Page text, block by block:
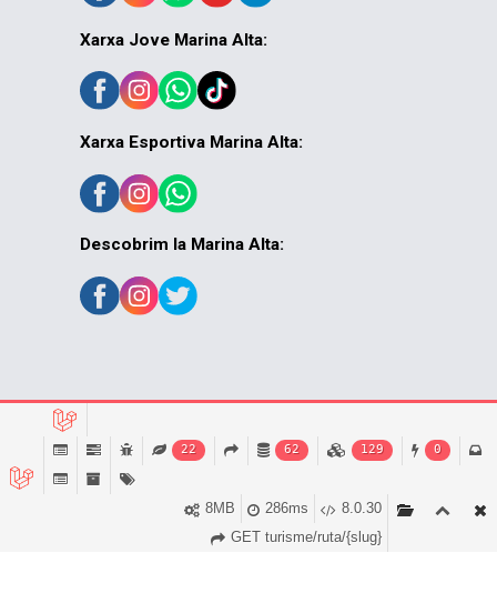
Xarxa Jove Marina Alta:
Xarxa Esportiva Marina Alta:
Descobrim la Marina Alta:
22 62 129 0
8.0.30
286ms
8MB
GET turisme/ruta/{slug}